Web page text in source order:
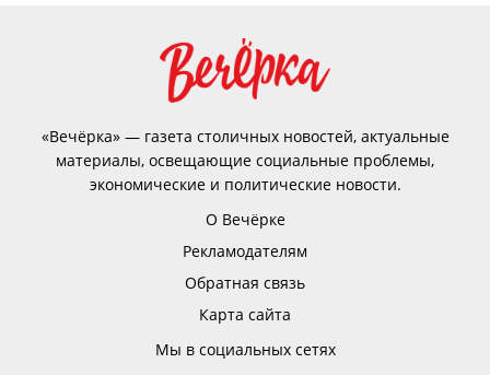
«Вечёрка» — газета столичных новостей, актуальные
материалы, освещающие социальные проблемы,
экономические и политические новости.
О Вечёрке
Рекламодателям
Обратная связь
Карта сайта
Мы в социальных сетях